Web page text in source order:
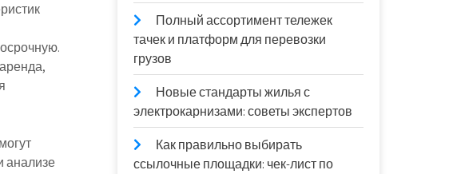
анализе
Полный ассортимент тележек
тачек и платформ для перевозки
грузов
Новые стандарты жилья с
электрокарнизами: советы экспертов
Как правильно выбирать
ссылочные площадки: чек-лист по